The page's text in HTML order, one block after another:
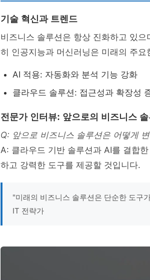
기술 혁신과 트렌드
비즈니스 솔루션은 항상 진화하고 있
히 인공지능과 머신러닝은 미래의 주
AI 적용: 자동화와 분석 기능 강화
클라우드 솔루션: 접근성과 확장성
전문가 인터뷰: 앞으로의 비즈니스 솔
Q: 앞으로 비즈니스 솔루션은 어떻게
A: 클라우드 기반 솔루션과 AI를 결합
하고 강력한 도구를 제공할 것입니다.
"미래의 비즈니스 솔루션은 단순한 도구
IT 전략가